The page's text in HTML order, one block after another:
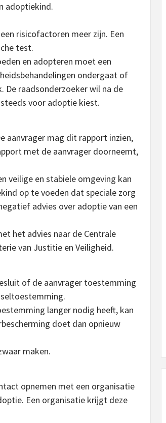
adoptiekind.
risicofactoren meer zijn. Een
test.
en adopteren moet een
ondergaat of
De raadsonderzoeker wil na de
voor adoptie kiest.
aanvrager mag dit rapport inzien,
met de aanvrager doorneemt,
veilige en stabiele omgeving kan
op te voeden dat speciale zorg
advies over adoptie van een
het advies naar de Centrale
van Justitie en Veiligheid.
of de aanvrager toestemming
langer nodig heeft, kan
doet dan opnieuw
maken.
opnemen met een organisatie
Een organisatie krijgt deze